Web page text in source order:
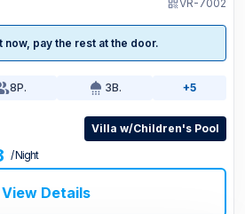
VR-7002
now, pay the rest at the door.
8P. 3B. +5
Villa w/Children's Pool
/ Night
View Details